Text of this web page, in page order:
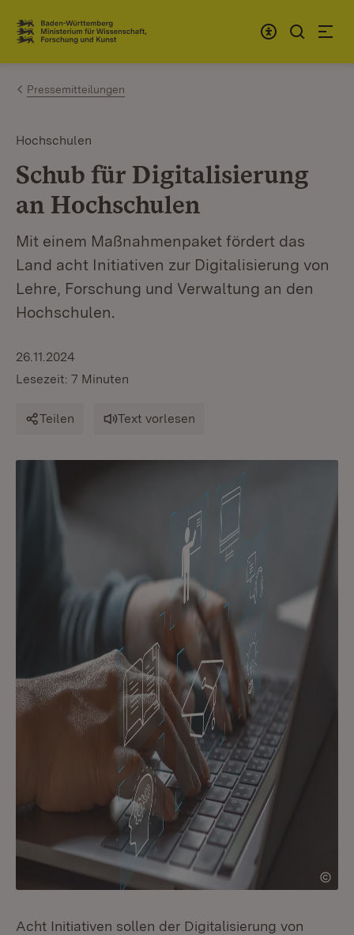
Zum Inhalt springen
Link zur Startseite
Pressemitteilungen
Hochschulen
Schub für Digitalisierung
an Hochschulen
Mit einem Maßnahmenpaket fördert das
Land acht Initiativen zur Digitalisierung von
Lehre, Forschung und Verwaltung an den
Hochschulen.
26.11.2024
Lesezeit: 7 Minuten
Teilen Text vorlesen
Acht Initiativen sollen der Digitalisierung von